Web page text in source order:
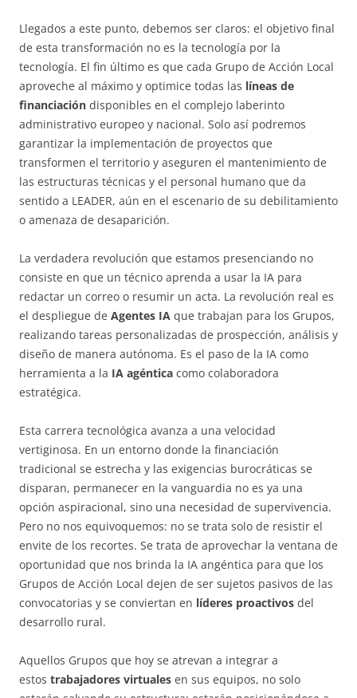
Llegados a este punto, debemos ser claros: el objetivo final
de esta transformación no es la tecnología por la
tecnología. El fin último es que cada Grupo de Acción Local
aproveche al máximo y optimice todas las líneas de
financiación disponibles en el complejo laberinto
administrativo europeo y nacional. Solo así podremos
garantizar la implementación de proyectos que
transformen el territorio y aseguren el mantenimiento de
las estructuras técnicas y el personal humano que da
sentido a LEADER, aún en el escenario de su debilitamiento
o amenaza de desaparición.
La verdadera revolución que estamos presenciando no
consiste en que un técnico aprenda a usar la IA para
redactar un correo o resumir un acta. La revolución real es
el despliegue de Agentes IA que trabajan para los Grupos,
realizando tareas personalizadas de prospección, análisis y
diseño de manera autónoma. Es el paso de la IA como
herramienta a la IA agéntica como colaboradora
estratégica.
Esta carrera tecnológica avanza a una velocidad
vertiginosa. En un entorno donde la financiación
tradicional se estrecha y las exigencias burocráticas se
disparan, permanecer en la vanguardia no es ya una
opción aspiracional, sino una necesidad de supervivencia.
Pero no nos equivoquemos: no se trata solo de resistir el
envite de los recortes. Se trata de aprovechar la ventana de
oportunidad que nos brinda la IA angéntica para que los
Grupos de Acción Local dejen de ser sujetos pasivos de las
convocatorias y se conviertan en líderes proactivos del
desarrollo rural.
Aquellos Grupos que hoy se atrevan a integrar a
estos trabajadores virtuales en sus equipos, no solo